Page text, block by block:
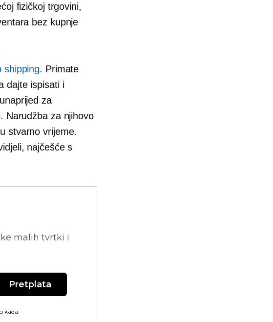
fizičkoj trgovini,
bez kupnje
shipping. Primate
dajte ispisati i
za
Narudžba za njihovo
stvarno vrijeme.
najčešće s
malih tvrtki i
Pretplata
kada.